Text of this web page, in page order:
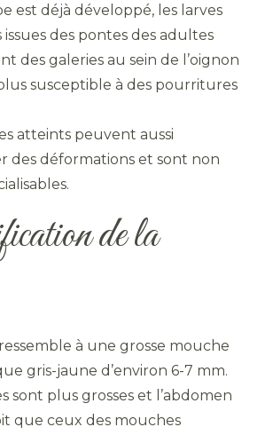
est déjà développé, les larves
issues des pontes des adultes
des galeries au sein de l’oignon
susceptible à des pourritures
atteints peuvent aussi
des déformations et sont non
de la
à une grosse mouche
gris-jaune d’environ 6-7 mm.
sont plus grosses et l’abdomen
que ceux des mouches